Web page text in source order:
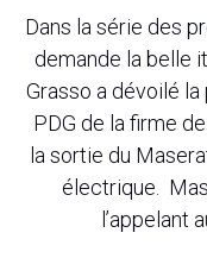
Dans la série des
demande la belle
Grasso a dévoilé
PDG de la firme
la sortie du
électrique.
l’appelant